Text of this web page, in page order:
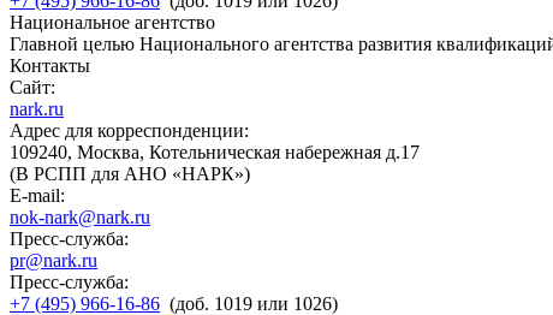
Национальное агентство
Главной целью Национального агентства развития
Контакты
Сайт:
nark.ru
Адрес для корреспонденции:
109240, Москва, Котельническая набережная д.17
(В РСПП для АНО «НАРК»)
E-mail:
nok-nark@nark.ru
Пресс-служба:
pr@nark.ru
Пресс-служба:
+7 (495) 966-16-86 (доб. 1019 или 1026)